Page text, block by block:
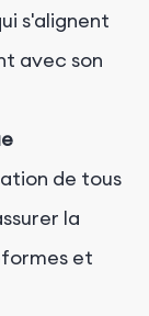
s'alignent
avec son
de tous
la
et